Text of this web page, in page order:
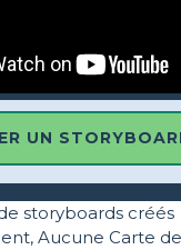
UN
storyboards créés
Aucune Carte